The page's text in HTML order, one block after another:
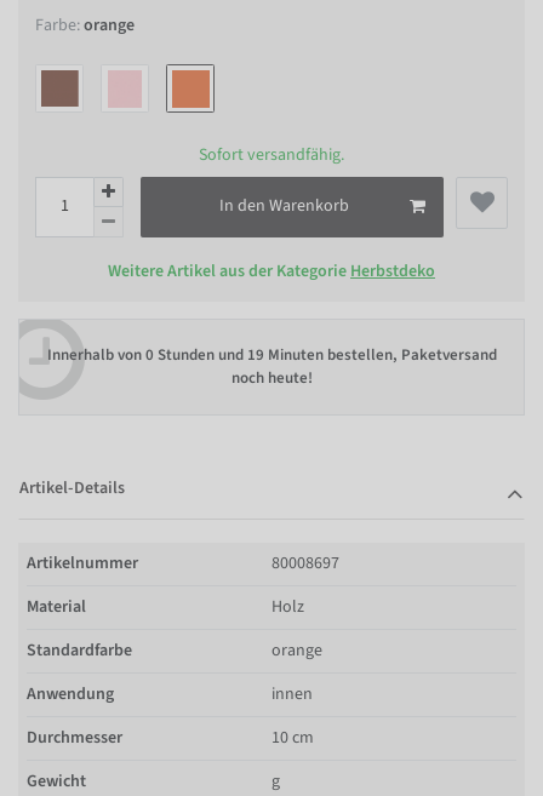
Farbe:orange
Sofort versandfähig.
In den Warenkorb
Weitere Artikel aus der Kategorie Herbstdeko
Innerhalb von0 Stunden und 19 Minuten bestellen, Paketversand
noch heute!
Artikel-Details
Artikelnummer
80008697
Material
Holz
Standardfarbe
orange
Anwendung
innen
Durchmesser
10 cm
Gewicht
g